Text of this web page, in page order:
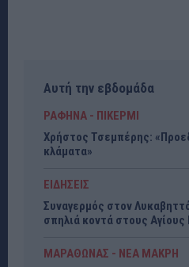
Αυτή την εβδομάδα
ΡΑΦΗΝΑ - ΠΙΚΕΡΜΙ
Χρήστος Τσεμπέρης:
κλάματα»
ΕΙΔΗΣΕΙΣ
Συναγερμός στον
σπηλιά κοντά στους Αγίους
ΜΑΡΑΘΩΝΑΣ - ΝΕΑ ΜΑΚΡΗ